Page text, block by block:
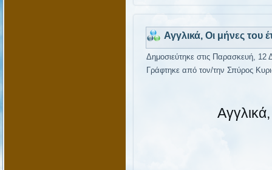
Αγγλικά, Οι μήνες του
Δημοσιεύτηκε στις Παρασκευή, 12
Γράφτηκε από τον/την Σπύρος